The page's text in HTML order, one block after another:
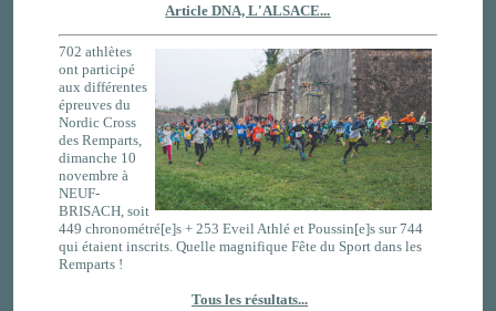
Article DNA, L'ALSACE...
702 athlètes
ont participé
aux différentes
épreuves du
Nordic Cross
des Remparts,
dimanche 10
novembre à
NEUF-
BRISACH, soit
449 chronométré[e]s + 253 Eveil Athlé et Poussin[e]s sur 744
qui étaient inscrits. Quelle magnifique Fête du Sport dans les
Remparts !
Tous les résultats...